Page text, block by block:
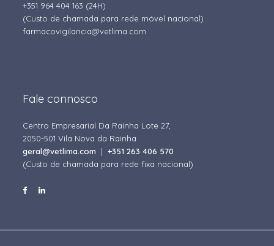
+351 964 404 163 (24H)
(Custo de chamada para rede móvel nacional)
farmacovigilancia@vetlima.com
Fale connosco
Centro Empresarial Da Rainha Lote 27,
2050-501 Vila Nova da Rainha
geral@vetlima.com |+351 263 406 570
(Custo de chamada para rede fixa nacional)